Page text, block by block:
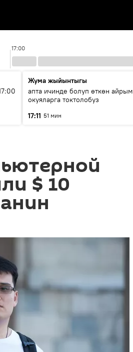
17:00
Жума жыйынтыгы
апта ичинде болуп өткөн айрым
окуяларга токтолобуз
17:11 51 мин
$ 10